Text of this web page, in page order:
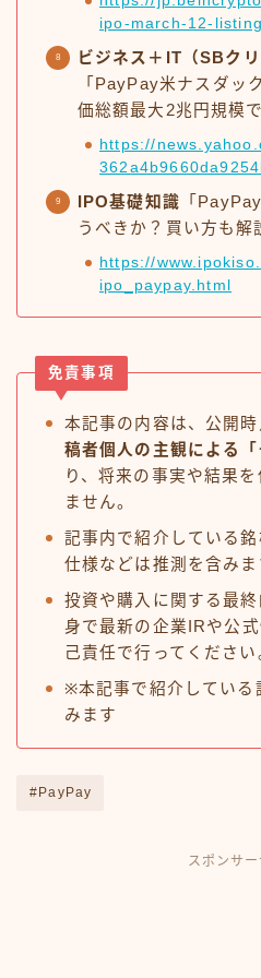
ipo-march-12-
ビジネス＋IT（SBクリ
「PayPay米ナスダッ
価総額最大2兆円規模
https://
IPO基礎知識 「
うべきか？買い方も解
https://
ipo_paypay.html
免責事項
本記事の内容は、公開
稿者個人の主観による「
り、将来の事実や結果
ません。
記事内で紹介している銘
仕様などは推測を含みま
投資や購入に関する最
身で最新の企業IRや公
己責任で行ってください
※本記事で紹介している
みます
#PayPay
スポンサー